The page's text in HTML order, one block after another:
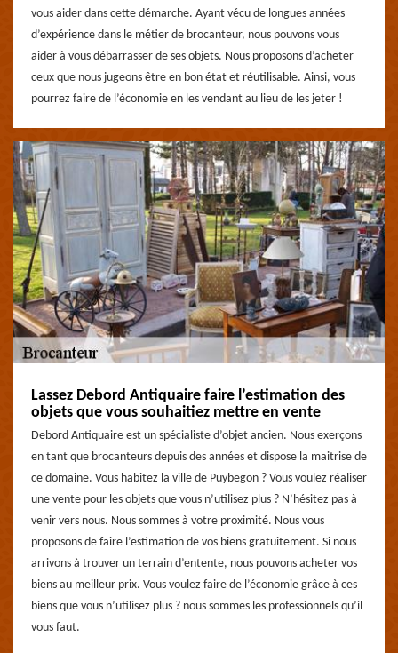
vous aider dans cette démarche. Ayant vécu de longues années
d’expérience dans le métier de brocanteur, nous pouvons vous
aider à vous débarrasser de ses objets. Nous proposons d’acheter
ceux que nous jugeons être en bon état et réutilisable. Ainsi, vous
pourrez faire de l’économie en les vendant au lieu de les jeter !
Lassez Debord Antiquaire faire l’estimation des
objets que vous souhaitiez mettre en vente
Debord Antiquaire est un spécialiste d’objet ancien. Nous exerçons
en tant que brocanteurs depuis des années et dispose la maitrise de
ce domaine. Vous habitez la ville de Puybegon ? Vous voulez réaliser
une vente pour les objets que vous n’utilisez plus ? N’hésitez pas à
venir vers nous. Nous sommes à votre proximité. Nous vous
proposons de faire l’estimation de vos biens gratuitement. Si nous
arrivons à trouver un terrain d’entente, nous pouvons acheter vos
biens au meilleur prix. Vous voulez faire de l’économie grâce à ces
biens que vous n’utilisez plus ? nous sommes les professionnels qu’il
vous faut.